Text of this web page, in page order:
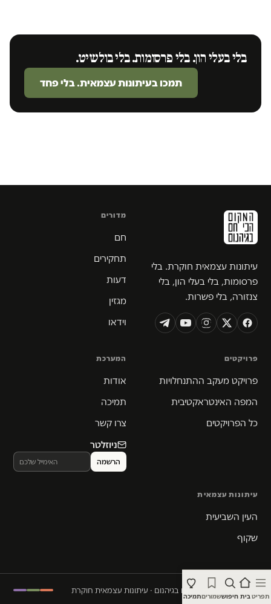
תפריטבית חיפוששמוריםתמיכה
בלי בעלי הון. בלי פרסומות. בלי בולשיט.
תמכו בעיתונות עצמאית. בלי פחד
עיתונות עצמאית חוקרת. בלי
פרסומות, בלי בעלי הון, בלי
צנזורה, בלי פשרות.
מדורים
חם
תחקירים
דעות
מגזין
וידאו
פרויקטים
פרויקט מעקב ההתנחלויות
המפה האינטראקטיבית
כל הפרויקטים
המערכת
אודות
תמיכה
צרו קשר
ניוזלטר
עיתונות עצמאית
העין השביעית
שקוף
© 2026 המקום הכי חם בגיהנום · עיתונות עצמאית חוקרת